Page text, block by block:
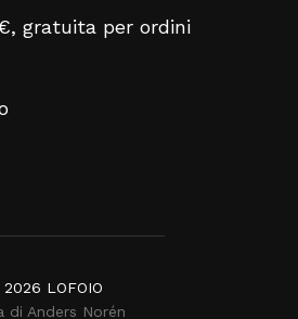
gratuita per ordini
LOFOIO
di Anders Norén